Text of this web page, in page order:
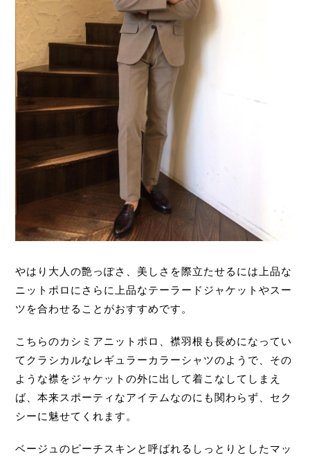
やはり大人の艶っぽさ、美しさを際立たせるには上品な
ニットポロにさらに上品なテーラードジャケットやスー
ツを合わせることがおすすめです。
こちらのカシミアニットポロ、襟羽根も長めになってい
てクラシカルなレギュラーカラーシャツのようで、その
ような襟をジャケットの外に出して着こなしてしまえ
ば、本来スポーティなアイテムなのにも関わらず、セク
シーに魅せてくれます。
ベージュのピーチスキンと呼ばれるしっとりとしたマッ